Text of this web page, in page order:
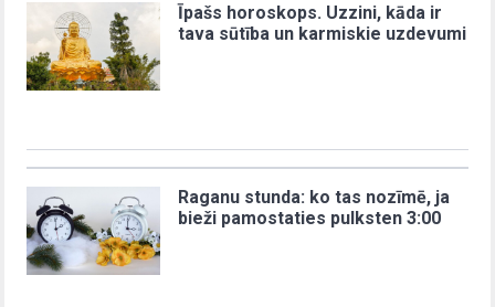
Īpašs horoskops. Uzzini, kāda ir
tava sūtība un karmiskie uzdevumi
Raganu stunda: ko tas nozīmē, ja
bieži pamostaties pulksten 3:00